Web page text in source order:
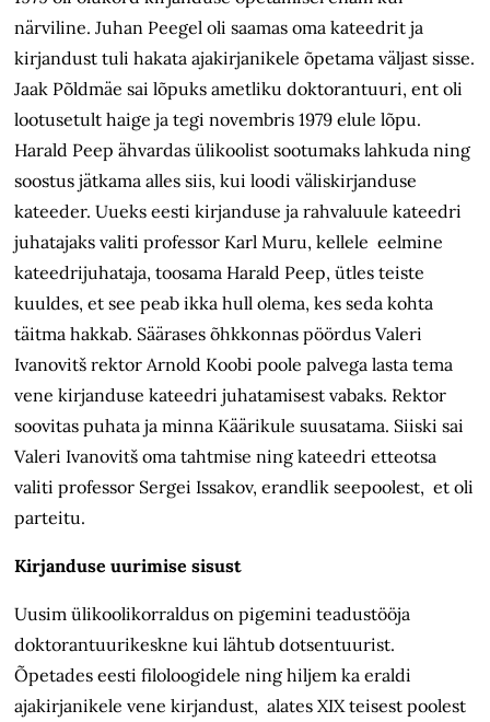
närviline. Juhan Peegel oli saamas oma kateedrit ja
kirjandust tuli hakata ajakirjanikele õpetama väljast sisse.
Jaak Põldmäe sai lõpuks ametliku doktorantuuri, ent oli
lootusetult haige ja tegi novembris 1979 elule lõpu.
Harald Peep ähvardas ülikoolist sootumaks lahkuda ning
soostus jätkama alles siis, kui loodi väliskirjanduse
kateeder. Uueks eesti kirjanduse ja rahvaluule kateedri
juhatajaks valiti professor Karl Muru, kellele eelmine
kateedrijuhataja, toosama Harald Peep, ütles teiste
kuuldes, et see peab ikka hull olema, kes seda kohta
täitma hakkab. Säärases õhkkonnas pöördus Valeri
Ivanovitš rektor Arnold Koobi poole palvega lasta tema
vene kirjanduse kateedri juhatamisest vabaks. Rektor
soovitas puhata ja minna Käärikule suusatama. Siiski sai
Valeri Ivanovitš oma tahtmise ning kateedri etteotsa
valiti professor Sergei Issakov, erandlik seepoolest, et oli
parteitu.
Kirjanduse uurimise sisust
Uusim ülikoolikorraldus on pigemini teadustööja
doktorantuurikeskne kui lähtub dotsentuurist.
Õpetades eesti filoloogidele ning hiljem ka eraldi
ajakirjanikele vene kirjandust, alates XIX teisest poolest